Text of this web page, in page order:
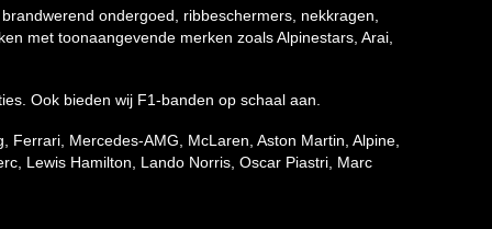
ondergoed, ribbeschermers, nekkragen,
met toonaangevende merken zoals Alpinestars, Arai,
Ook bieden wij F1-banden op schaal aan.
Mercedes-AMG, McLaren, Aston Martin, Alpine,
Lewis Hamilton, Lando Norris, Oscar Piastri, Marc